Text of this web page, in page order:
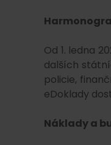
Od 1. ledna
dalších
policie,
eDoklady
Náklady a